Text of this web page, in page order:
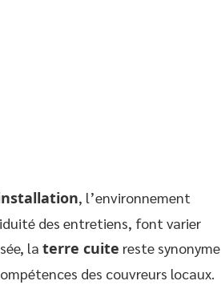
, l’environnement
des entretiens, font varier
la terre cuite reste synonyme
des couvreurs locaux.